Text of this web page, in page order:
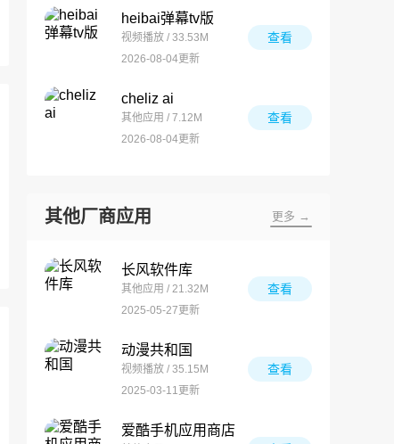
heibai弹幕tv版
视频播放 / 33.53M
2026-08-04更新
查看
cheliz ai
其他应用 / 7.12M
2026-08-04更新
查看
其他厂商应用 更多 →
长风软件库
其他应用 / 21.32M
2025-05-27更新
查看
动漫共和国
视频播放 / 35.15M
2025-03-11更新
查看
爱酷手机应用商店